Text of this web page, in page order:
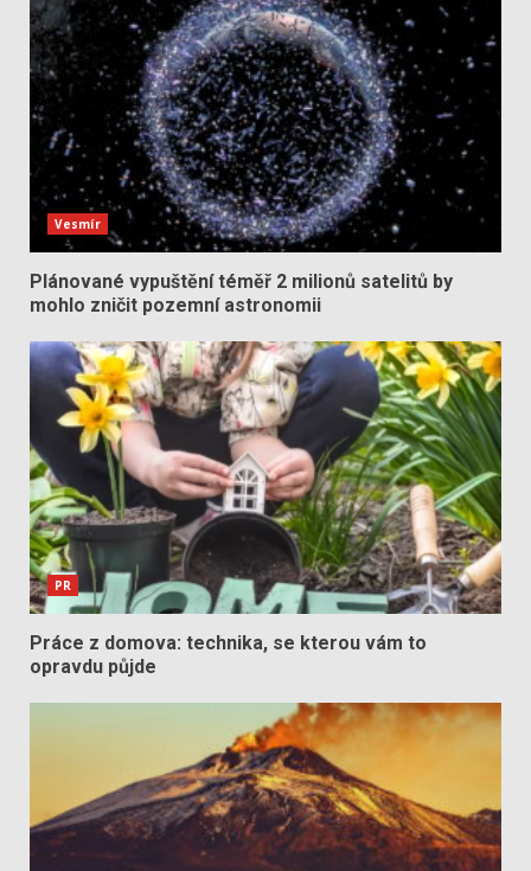
Vesmír
Plánované vypuštění téměř 2 milionů satelitů by
mohlo zničit pozemní astronomii
PR
Práce z domova: technika, se kterou vám to
opravdu půjde